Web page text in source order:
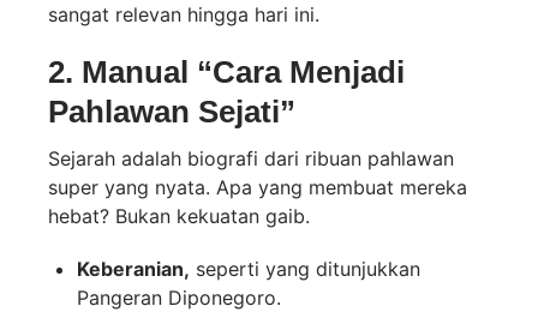
sangat relevan hingga hari ini.
2. Manual “Cara Menjadi
Pahlawan Sejati”
Sejarah adalah biografi dari ribuan pahlawan
super yang nyata. Apa yang membuat mereka
hebat? Bukan kekuatan gaib.
Keberanian, seperti yang ditunjukkan
Pangeran Diponegoro.